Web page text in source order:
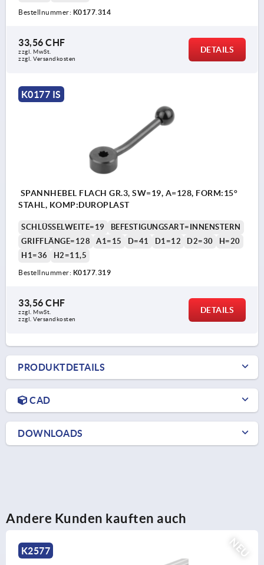
Bestellnummer: K0177.314
33,56 CHF
zzgl. MwSt.
zzgl. Versandkosten
DETAILS
K0177 IS
SPANNHEBEL FLACH GR.3, SW=19, A=128, FORM:15°
STAHL, KOMP:DUROPLAST
SCHLÜSSELWEITE=19
BEFESTIGUNGSART=INNENSTERN
GRIFFLÄNGE=128
A1=15 D=41 D1=12 D2=30
H=20
H1=36
H2=11,5
Bestellnummer: K0177.319
33,56 CHF
zzgl. MwSt.
zzgl. Versandkosten
DETAILS
PRODUKTDETAILS
CAD
DOWNLOADS
Andere Kunden kauften auch
NEU
K2577